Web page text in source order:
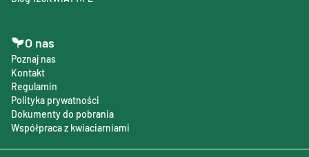
O nas
Poznaj nas
Kontakt
Regulamin
Polityka prywatności
Dokumenty do pobrania
Współpraca z kwiaciarniami